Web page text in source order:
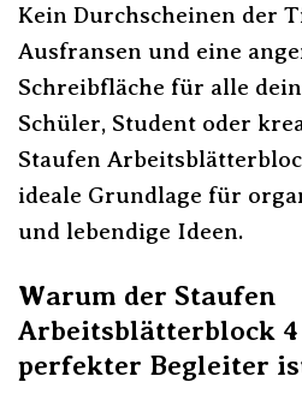
Kein Durchscheinen der
Ausfransen und eine
Schreibfläche für alle
Schüler, Student oder
Staufen
ideale Grundlage für
und lebendige Ideen.
Warum der Staufen
Arbeitsblätterblock 4
perfekter Begleiter